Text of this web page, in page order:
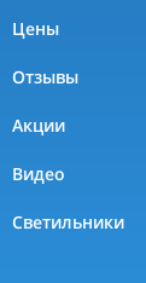
Цены
Отзывы
Акции
Видео
Светильники